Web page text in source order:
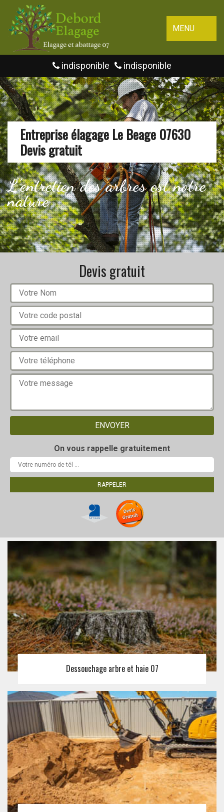
MENU
indisponible indisponible
Entreprise élagage Le Beage 07630
Devis gratuit
L'entretien des arbres est notre
nature
Devis gratuit
On vous rappelle gratuitement
Dessouchage arbre et haie 07